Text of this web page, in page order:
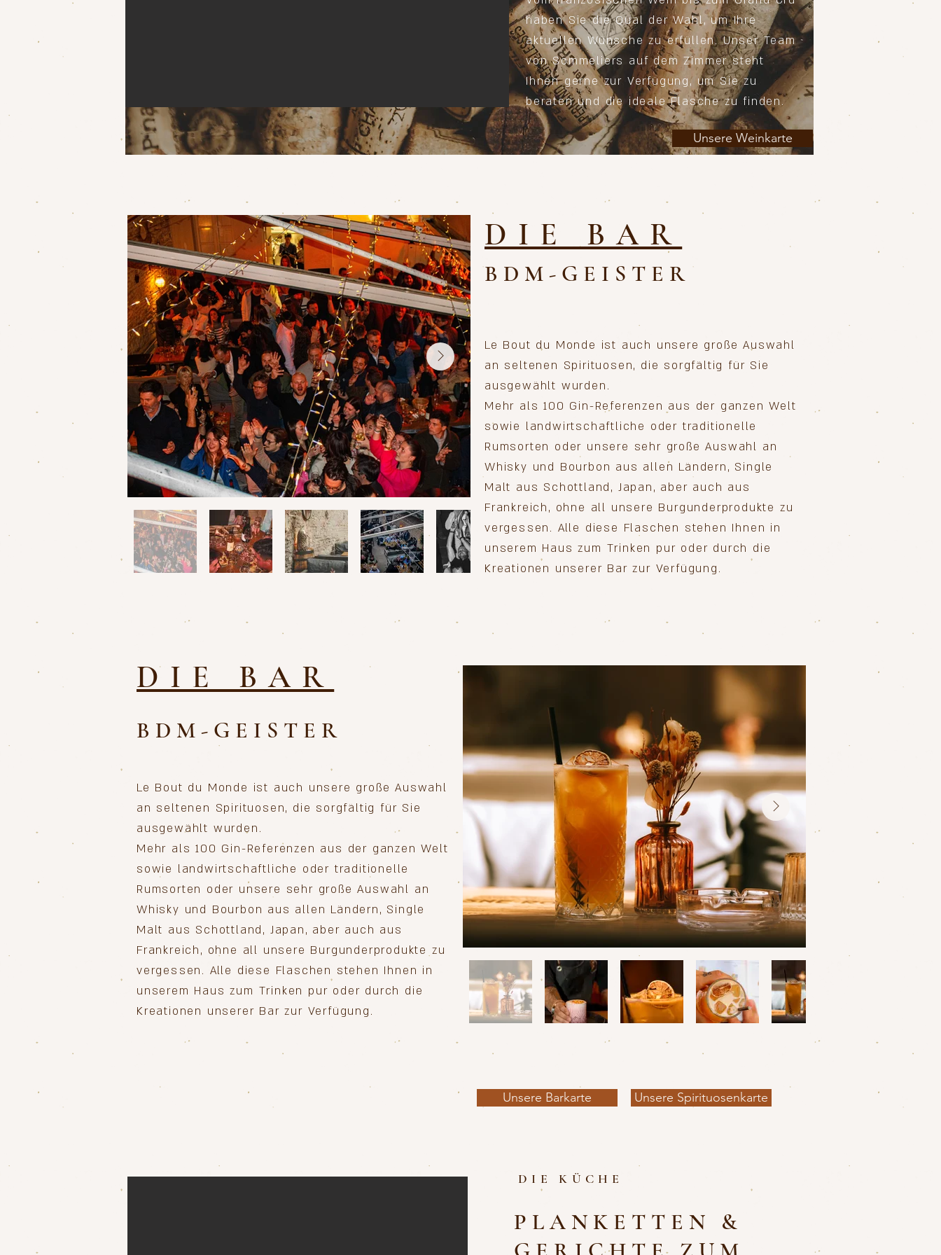
haben Sie die Qual der Wahl, um Ihre
aktuellen Wünsche zu erfüllen. Unser Team
von Sommeliers auf dem Zimmer steht
Ihnen gerne zur Verfügung, um Sie zu
beraten und die ideale Flasche zu finden.
Unsere Weinkarte
DIE BAR
BDM-GEISTER
Le Bout du Monde ist auch unsere große Auswahl
an seltenen Spirituosen, die sorgfältig für Sie
ausgewählt wurden.
Mehr als 100 Gin-Referenzen aus der ganzen Welt
sowie landwirtschaftliche oder traditionelle
Rumsorten oder unsere sehr große Auswahl an
Whisky und Bourbon aus allen Ländern, Single
Malt aus Schottland, Japan, aber auch aus
Frankreich, ohne all unsere Burgunderprodukte zu
vergessen. Alle diese Flaschen stehen Ihnen in
unserem Haus zum Trinken pur oder durch die
Kreationen unserer Bar zur Verfügung.
DIE BAR
BDM-GEISTER
Le Bout du Monde ist auch unsere große Auswahl
an seltenen Spirituosen, die sorgfältig für Sie
ausgewählt wurden.
Mehr als 100 Gin-Referenzen aus der ganzen Welt
sowie landwirtschaftliche oder traditionelle
Rumsorten oder unsere sehr große Auswahl an
Whisky und Bourbon aus allen Ländern, Single
Malt aus Schottland, Japan, aber auch aus
Frankreich, ohne all unsere Burgunderprodukte zu
vergessen. Alle diese Flaschen stehen Ihnen in
unserem Haus zum Trinken pur oder durch die
Kreationen unserer Bar zur Verfügung.
Unsere Barkarte Unsere Spirituosenkarte
DIE KÜCHE
PLANKETTEN &